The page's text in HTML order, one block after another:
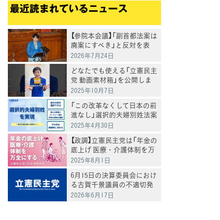
最近読まれているニュース
【参院本会議】「副首都法案は
廃案にすべき」と反対を表
明 岸真紀子議員
2026年7月24日
どなたでも使える「立憲民主
党 動画素材箱」を公開しま
した
2025年10月7日
「この改革なくして日本の前
進なし」選択的夫婦別姓法案
を提出
2025年4月30日
【政調】立憲民主党は「年金の
底上げ 医療・介護体制を万
全にする」
2025年8月1日
6月15日の決算委員会におけ
る古賀千景議員の不適切発
言と処分について
2026年6月17日